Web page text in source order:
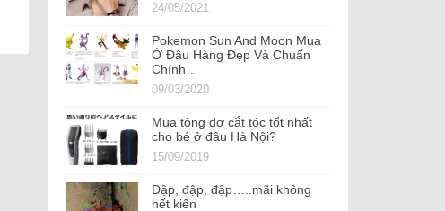
24/05/2021
Pokemon Sun And Moon Mua
Ở Đâu Hàng Đẹp Và Chuẩn
Chính…
09/03/2020
Mua tông đơ cắt tóc tốt nhất
cho bé ở đâu Hà Nội?
15/09/2019
Đập, đập, đập…..mãi không
hết kiến